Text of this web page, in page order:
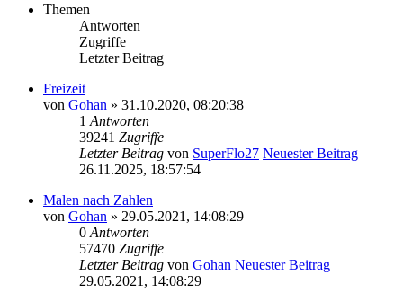
Themen
Antworten
Zugriffe
Letzter Beitrag
Freizeit
von Gohan » 31.10.2020, 08:20:38
1 Antworten
39241 Zugriffe
Letzter Beitrag von SuperFlo27 Neuester Beitrag
26.11.2025, 18:57:54
Malen nach Zahlen
von Gohan » 29.05.2021, 14:08:29
0 Antworten
57470 Zugriffe
Letzter Beitrag von Gohan Neuester Beitrag
29.05.2021, 14:08:29